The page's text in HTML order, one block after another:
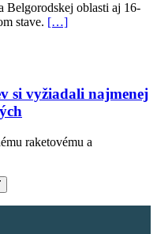
Belgorodskej oblasti aj 16-
stave. […]
si vyžiadali najmenej
raketovému a